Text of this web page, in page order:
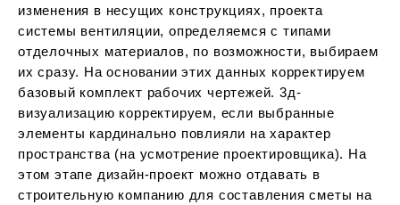
изменения в несущих конструкциях, проекта
системы вентиляции, определяемся с типами
отделочных материалов, по возможности, выбираем
их сразу. На основании этих данных корректируем
базовый комплект рабочих чертежей. 3д-
визуализацию корректируем, если выбранные
элементы кардинально повлияли на характер
пространства (на усмотрение проектировщика). На
этом этапе дизайн-проект можно отдавать в
строительную компанию для составления сметы на